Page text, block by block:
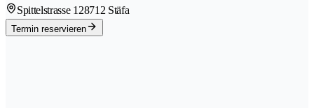
Spittelstrasse 128712 Stäfa
Termin reservieren